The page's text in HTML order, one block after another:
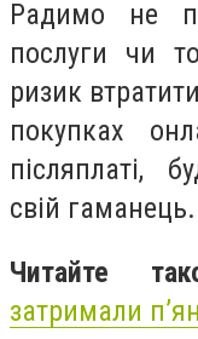
Радимо не
послуги чи
ризик
покупках
післяплаті,
свій гаманець.
Читайте
затримали